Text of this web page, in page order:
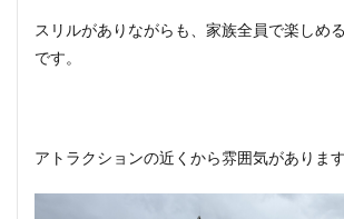
スリルがありながらも、家族全員で楽しめ
です。
アトラクションの近くから雰囲気があります